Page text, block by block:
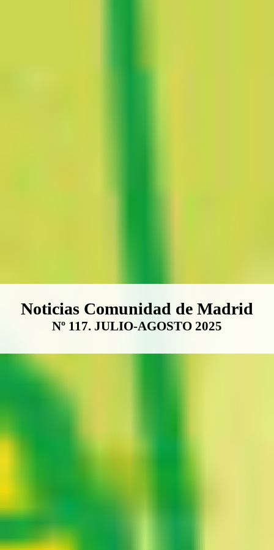
Boletín Noticias Comunidad de
Noticias Comunidad de Madrid
Nº 117. JULIO-AGOSTO 2025